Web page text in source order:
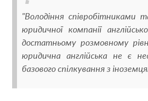
"Володіння співробітниками
юридичної компанії
достатньому розмовному
юридична англійська не є
базового спілкування з